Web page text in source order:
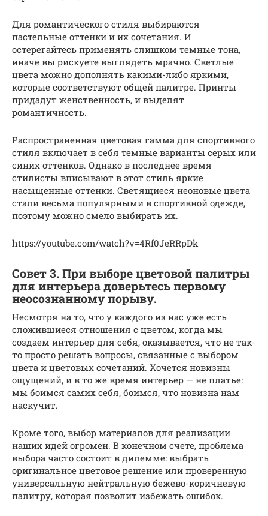
Для романтического стиля выбираются
пастельные оттенки и их сочетания. И
остерегайтесь применять слишком темные тона,
иначе вы рискуете выглядеть мрачно. Светлые
цвета можно дополнять какими-либо яркими,
которые соответствуют общей палитре. Принты
придадут женственность, и выделят
романтичность.
Распространенная цветовая гамма для спортивного
стиля включает в себя темные варианты серых или
синих оттенков. Однако в последнее время
стилисты вписывают в этот стиль яркие
насыщенные оттенки. Светящиеся неоновые цвета
стали весьма популярными в спортивной одежде,
поэтому можно смело выбирать их.
https://youtube.com/watch?v=4Rf0JeRRpDk
Совет 3. При выборе цветовой палитры
для интерьера доверьтесь первому
неосознанному порыву.
Несмотря на то, что у каждого из нас уже есть
сложившиеся отношения с цветом, когда мы
создаем интерьер для себя, оказывается, что не так-
то просто решать вопросы, связанные с выбором
цвета и цветовых сочетаний. Хочется новизны
ощущений, и в то же время интерьер — не платье:
мы боимся самих себя, боимся, что новизна нам
наскучит.
Кроме того, выбор материалов для реализации
наших идей огромен. В конечном счете, проблема
выбора часто состоит в дилемме: выбрать
оригинальное цветовое решение или проверенную
универсальную нейтральную бежево-коричневую
палитру, которая позволит избежать ошибок.